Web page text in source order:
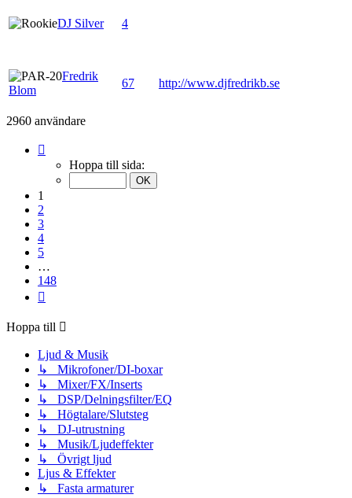
DJ Silver 4
Fredrik
Blom
67 http://www.djfredrikb.se
2960 användare
Hoppa till sida:
1
2
3
4
5
…
148
Hoppa till
Ljud & Musik
↳ Mikrofoner/DI-boxar
↳ Mixer/FX/Inserts
↳ DSP/Delningsfilter/EQ
↳ Högtalare/Slutsteg
↳ DJ-utrustning
↳ Musik/Ljudeffekter
↳ Övrigt ljud
Ljus & Effekter
↳ Fasta armaturer